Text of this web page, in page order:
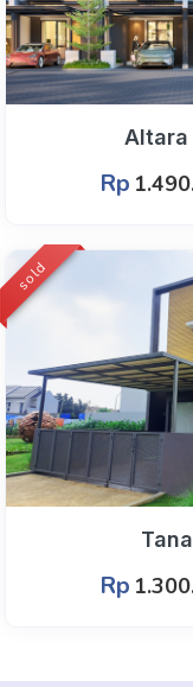
Altara
Rp
sold
Rp